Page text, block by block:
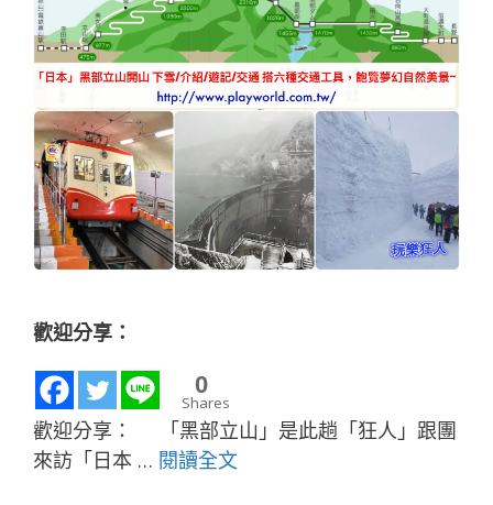
歡迎分享：
0
Shares
歡迎分享： 「黑部立山」是此趟「狂人」跟團
來訪「日本 … 閱讀全文